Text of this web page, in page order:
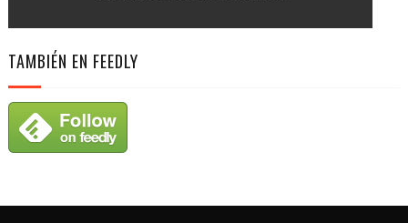
TAMBIÉN EN FEEDLY